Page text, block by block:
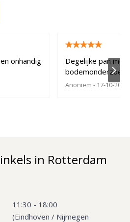
onhandig
Degelijke pan met
bodemonderzoek
Anoniem- 17-10-2021
in Rotterdam
11:30 - 18:00
(Eindhoven / Nijmegen